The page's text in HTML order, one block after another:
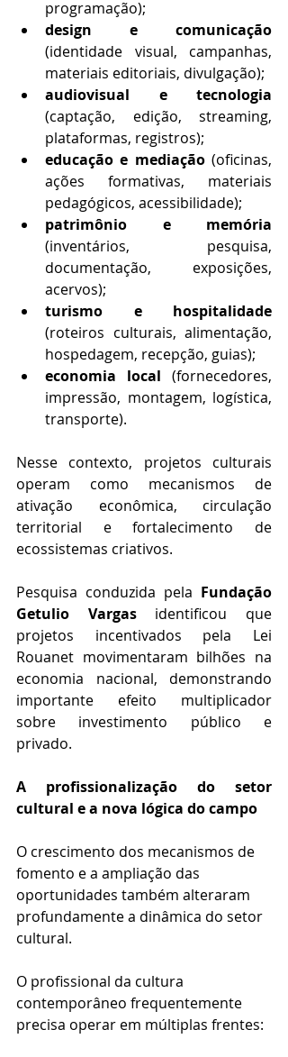
programação);
design e comunicação
(identidade visual, campanhas,
materiais editoriais, divulgação);
audiovisual e tecnologia
(captação, edição, streaming,
plataformas, registros);
educação e mediação (oficinas,
ações formativas, materiais
pedagógicos, acessibilidade);
patrimônio e memória
(inventários, pesquisa,
documentação, exposições,
acervos);
turismo e hospitalidade
(roteiros culturais, alimentação,
hospedagem, recepção, guias);
economia local (fornecedores,
impressão, montagem, logística,
transporte).
Nesse contexto, projetos culturais
operam como mecanismos de
ativação econômica, circulação
territorial e fortalecimento de
ecossistemas criativos.
Pesquisa conduzida pela Fundação
Getulio Vargas identificou que
projetos incentivados pela Lei
Rouanet movimentaram bilhões na
economia nacional, demonstrando
importante efeito multiplicador
sobre investimento público e
privado.
A profissionalização do setor
cultural e a nova lógica do campo
O crescimento dos mecanismos de
fomento e a ampliação das
oportunidades também alteraram
profundamente a dinâmica do setor
cultural.
O profissional da cultura
contemporâneo frequentemente
precisa operar em múltiplas frentes: